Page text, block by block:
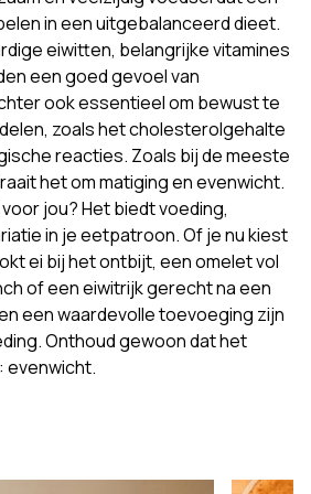
in een uitgebalanceerd dieet.
eiwitten, belangrijke vitamines
een goed gevoel van
ook essentieel om bewust te
zoals het cholesterolgehalte
reacties. Zoals bij de meeste
het om matiging en evenwicht.
jou? Het biedt voeding,
in je eetpatroon. Of je nu kiest
ei bij het ontbijt, een omelet vol
of een eiwitrijk gerecht na een
een waardevolle toevoeging zijn
Onthoud gewoon dat het
evenwicht.